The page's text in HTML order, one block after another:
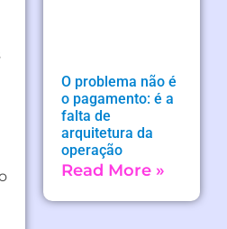
O problema não é
o pagamento: é a
falta de
arquitetura da
operação
Read More »